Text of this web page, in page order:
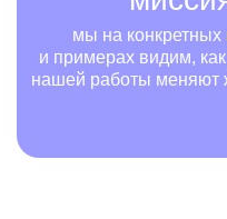
мы на
и примерах видим,
нашей работы меняют